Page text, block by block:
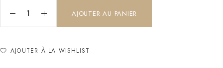
AJOUTER AU PANIER
AJOUTER À LA WISHLIST